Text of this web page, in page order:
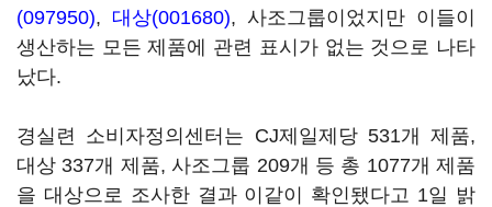
(097950), 대상(001680), 사조그룹이었지만 이들이
생산하는 모든 제품에 관련 표시가 없는 것으로 나타
났다.
경실련 소비자정의센터는 CJ제일제당 531개 제품,
대상 337개 제품, 사조그룹 209개 등 총 1077개 제품
을 대상으로 조사한 결과 이같이 확인됐다고 1일 밝